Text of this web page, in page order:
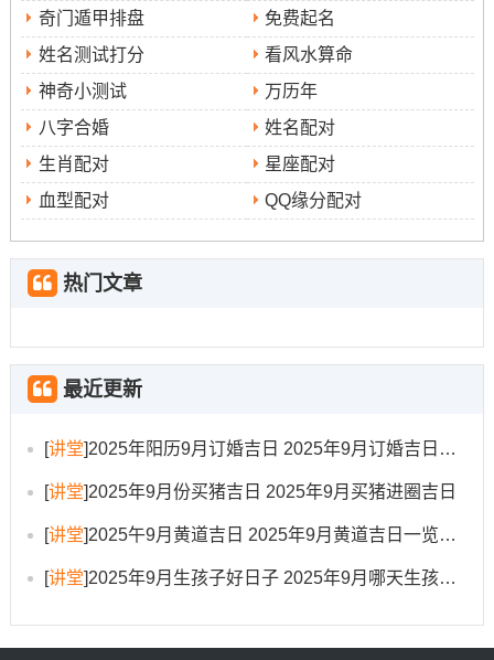
贪狼星飞临西南方，此方位亦属吉利 -可适当营造。
仪式流程与重要禁忌
上梁仪式庄严而隆重- 每一个环节都需心怀敬畏 -遵循古
礼，方能真正达到祈福纳祥的效果！
选择吉日后；需提前备好三牲、香烛、果品等祭品、包括
包有铜钱或的红色上梁包；准备在梁木之上。吉时一到~先
由主事人或工匠师傅诵读上梁文- 祭祀天地神灵同祖师鲁
班- 祈求工程顺利、宅舍平安。
钉入梁中一块儿抛洒糖果、花生、糕点等、让众人分享喜
悦与福气。整个过程需保持肃穆恭敬；切忌喧哗打闹！
时辰禁忌:务必选择吉日中的吉时进行上梁操作，绝对避
免在凶时动工，比如与当日地支相冲的时辰...言语禁忌:在
生肖冲煞禁忌
或家主的生肖与当日干支相冲，应尽量回避或采取化解措
施；就如同…2025年9月1日冲兔，属兔者宜回避。方位
奇门遁甲排盘
免费起名
姓名测试打分
看风水算命
神奇小测试
万历年
八字合婚
姓名配对
生肖配对
星座配对
血型配对
QQ缘分配对
热门文章
最近更新
[讲堂]2025年阳历9月订婚吉日 2025年9月订婚吉日有哪几天
[讲堂]2025年9月份买猪吉日 2025年9月买猪进圈吉日
[讲堂]2025午9月黄道吉日 2025年9月黄道吉日一览表大全
[讲堂]2025年9月生孩子好日子 2025年9月哪天生孩子比较好